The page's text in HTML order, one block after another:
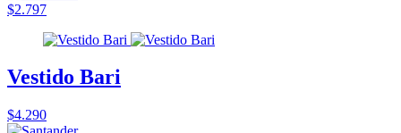
$2.797
Vestido Bari
$4.290